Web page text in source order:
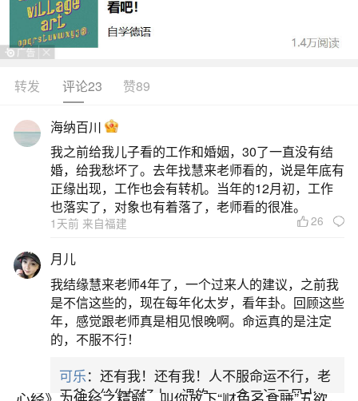
•《般若波罗蜜多心经》：以般若智慧化解执
念，辅助超度。•《佛说长寿灭罪护诸童子陀罗尼
经》：专为保护童子（含堕胎胎儿）而设，强调忏
师仪式，如每日诵读《地藏经》至少一遍，或念诵
《一切如来心秘密全身舍利宝箧印陀罗尼经》7遍，
需素食并避开午
2、打掉孩子非常后悔念什么佛经？
诵地藏经。功德回向给他，愿他早日离苦得
乐。每日一部以上，直至超度成功。真心做大忏
悔！自己也可以念地藏经。但最好是做超度法式，
对他对你都是很好的。地藏经！回向给你的孩子，
绝对有效。念《地藏菩萨本愿经》《波若波罗密多
转发 评论23 赞89
海纳百川
我之前给我儿子看的工作和婚姻，30了一直没有结
婚，给我愁坏了。去年找慧来老师看的，说是年底有
正缘出现，工作也会有转机。当年的12月初，工作
也落实了，对象也有着落了，老师看的很准。
1天前 来自福建 26
月儿
我结缘慧来老师4年了，一个过来人的建议，之前我
是不信这些的，现在每年化太岁，看年卦。回顾这些
年，感觉跟老师真是相见恨晚啊。命运真的是注定
的，不服不行！
可乐：还有我！还有我！人不服命运不行，老
天爷会给你好好上一课的。一命二运三风水，